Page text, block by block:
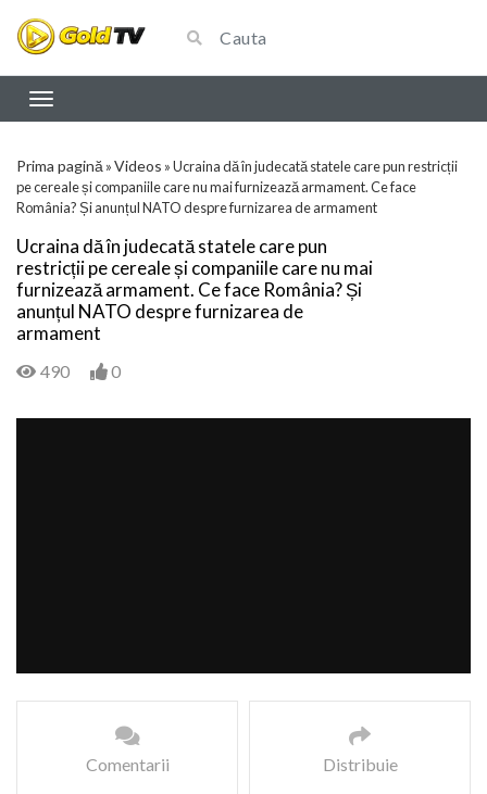
Prima pagină »Videos »Ucraina dă în judecată statele care pun restricții
pe cereale și companiile care nu mai furnizează armament. Ce face
România? Și anunțul NATO despre furnizarea de armament
Ucraina dă în judecată statele care pun
restricții pe cereale și companiile care nu mai
furnizează armament. Ce face România? Și
anunțul NATO despre furnizarea de
armament
490 0
Comentarii Distribuie